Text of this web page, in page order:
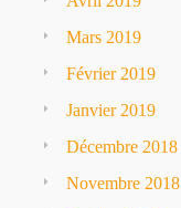
Mars 2019
Février 2019
Janvier 2019
Décembre 2018
Novembre 2018